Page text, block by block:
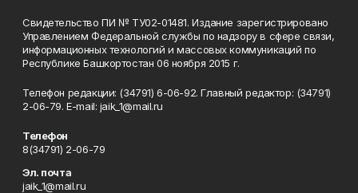
Свидетельство ПИ № ТУ02-01481. Издание зарегистрировано
Управлением Федеральной службы по надзору в сфере связи,
информационных технологий и массовых коммуникаций по
Республике Башкортостан 06 ноября 2015 г.
Телефон редакции: (34791) 6-06-92. Главный редактор: (34791)
2-06-79. Е-mаil: jaik_1@mail.ru
Телефон
8(34791) 2-06-79
Эл. почта
jaik_1@mail.ru